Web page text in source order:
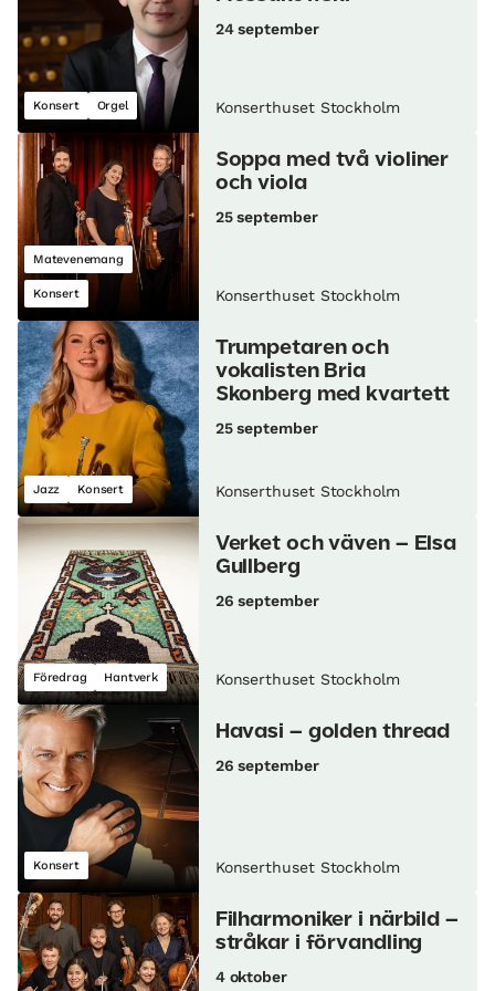
Konsert Orgel
24 september
Konserthuset Stockholm
Matevenemang
Konsert
Soppa med två violiner
och viola
25 september
Konserthuset Stockholm
Jazz Konsert
Trumpetaren och
vokalisten Bria
Skonberg med kvartett
25 september
Konserthuset Stockholm
Föredrag Hantverk
Verket och väven – Elsa
Gullberg
26 september
Konserthuset Stockholm
Konsert
Havasi – golden thread
26 september
Konserthuset Stockholm
Filharmoniker i närbild –
stråkar i förvandling
4 oktober